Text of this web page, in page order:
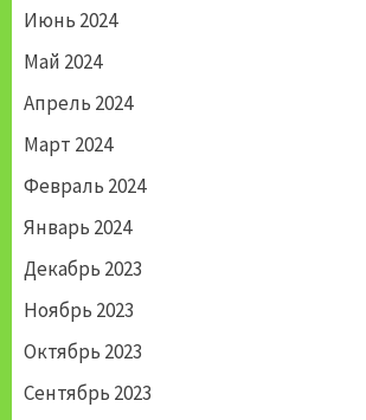
Июнь 2024
Май 2024
Апрель 2024
Март 2024
Февраль 2024
Январь 2024
Декабрь 2023
Ноябрь 2023
Октябрь 2023
Сентябрь 2023